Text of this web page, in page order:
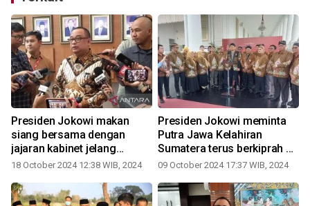
Presiden Jokowi makan
siang bersama dengan
jajaran kabinet jelang
purnatugas
18 October 2024 12:38 WIB, 2024
Presiden Jokowi meminta
Putra Jawa Kelahiran
Sumatera terus berkiprah di
era baru
09 October 2024 17:37 WIB, 2024